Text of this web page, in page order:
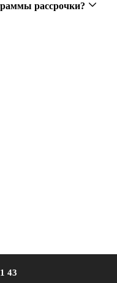
рассрочки?
43